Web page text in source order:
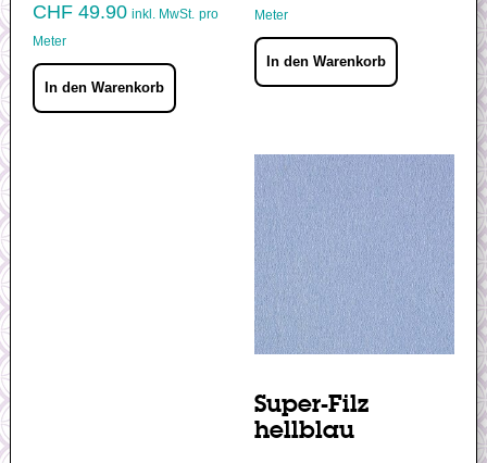
CHF49.90 inkl. MwSt. pro
Meter
In den Warenkorb
Meter
In den Warenkorb
Super-Filz
hellblau